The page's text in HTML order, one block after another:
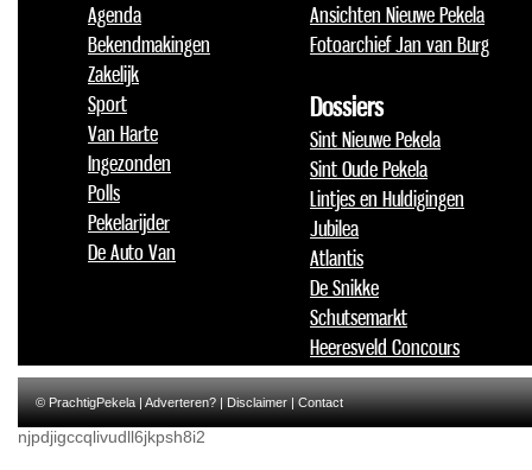
Agenda
Bekendmakingen
Zakelijk
Sport
Van Harte
Ingezonden
Polls
Pekelarijder
De Auto Van
Ansichten Nieuwe Pekela
Fotoarchief Jan van Burg
Dossiers
Sint Nieuwe Pekela
Sint Oude Pekela
Lintjes en Huldigingen
Jubilea
Atlantis
De Snikke
Schutsemarkt
Heeresveld Concours
© PrachtigPekela | Adverteren? Disclaimer Contact
njpdjigccqlivudll6jkpsh8i2